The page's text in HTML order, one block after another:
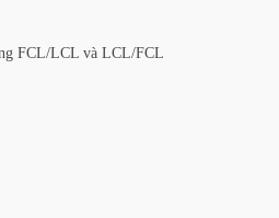
FCL/LCL và LCL/FCL